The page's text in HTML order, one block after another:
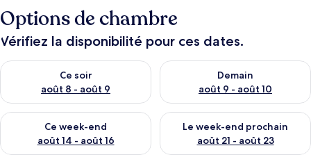
Options de chambre
Vérifiez la disponibilité pour ces dates.
Ce soir
août 8 - août 9
Vérifier la disponibilité pour ce soir août 8 - août 9
Demain
août 9 - août 10
Vérifier la disponibilité pour
Ce week-end
août 14 - août 16
Vérifier la disponibilité pour ce week-end août 14 - août 16
Le week-end prochain
août 21 - août 23
Vérifier la disponibilité pour